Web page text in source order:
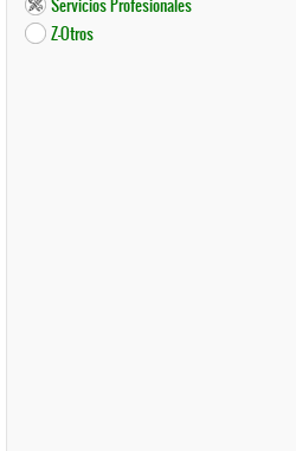
Servicios Profesionales
Z-Otros